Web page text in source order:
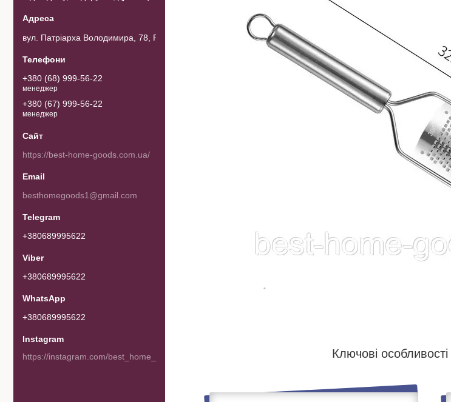
Ключові
вул. Патріарха Володимира, 78, Рожнов, Україна
+380 (68) 999-56-22
менеджер
+380 (67) 999-56-22
менеджер
https://best-home-goods.com.ua/
besthomegoods1@gmail.com
+380689995622
+380689995622
+380689995622
Instagram
https://instagram.com/best_home_goods